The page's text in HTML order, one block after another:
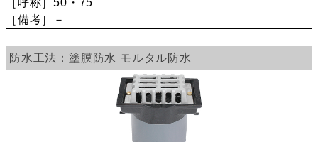
－
塗膜防水 モルタル防水